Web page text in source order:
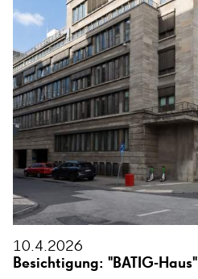
10.4.2026
Besichtigung: "BATIG-Haus"